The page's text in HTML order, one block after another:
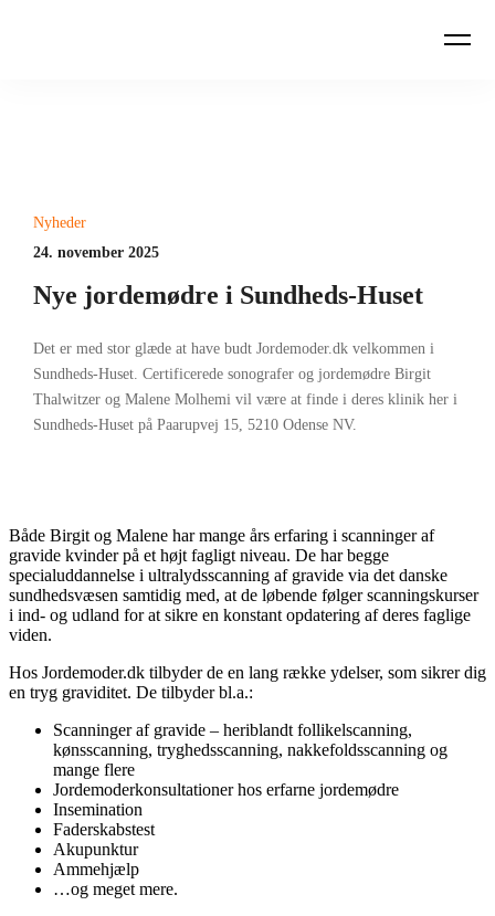
Nyheder
24. november 2025
Nye jordemødre i Sundheds-Huset
Det er med stor glæde at have budt Jordemoder.dk velkommen i
Sundheds-Huset. Certificerede sonografer og jordemødre Birgit
Thalwitzer og Malene Molhemi vil være at finde i deres klinik her i
Sundheds-Huset på Paarupvej 15, 5210 Odense NV.
Både Birgit og Malene har mange års erfaring i scanninger af
gravide kvinder på et højt fagligt niveau. De har begge
specialuddannelse i ultralydsscanning af gravide via det danske
sundhedsvæsen samtidig med, at de løbende følger scanningskurser
i ind- og udland for at sikre en konstant opdatering af deres faglige
viden.
Hos Jordemoder.dk tilbyder de en lang række ydelser, som sikrer dig
en tryg graviditet. De tilbyder bl.a.:
Scanninger af gravide – heriblandt follikelscanning,
kønsscanning, tryghedsscanning, nakkefoldsscanning og
mange flere
Jordemoderkonsultationer hos erfarne jordemødre
Insemination
Faderskabstest
Akupunktur
Ammehjælp
…og meget mere.